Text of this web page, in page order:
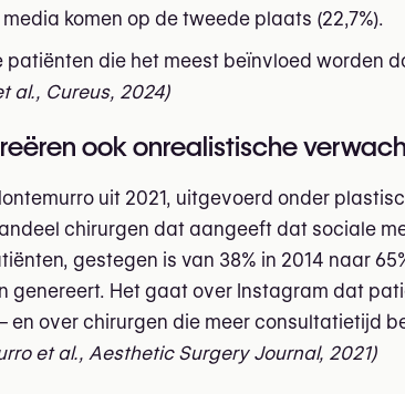
komen op de tweede plaats (22,7%).
patiënten die het meest beïnvloed worden
al., Cureus, 2024)
ook onrealistische
uit 2021, uitgevoerd onder
chirurgen dat aangeeft dat sociale
gestegen is van 38% in 2014 naar
genereert. Het gaat over Instagram dat
over chirurgen die meer consultatietijd
et al., Aesthetic Surgery Journal, 2021)